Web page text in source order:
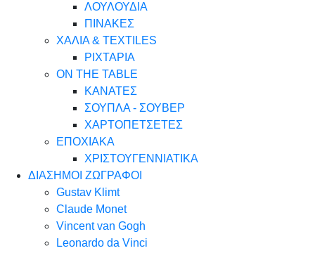
ΛΟΥΛΟΥΔΙΑ
ΠΙΝΑΚΕΣ
ΧΑΛΙΑ & TEXTILES
ΡΙΧΤΑΡΙΑ
ON THE TABLE
ΚΑΝΑΤΕΣ
ΣΟΥΠΛΑ - ΣΟΥΒΕΡ
ΧΑΡΤΟΠΕΤΣΕΤΕΣ
ΕΠΟΧΙΑΚΑ
ΧΡΙΣΤΟΥΓΕΝΝΙΑΤΙΚΑ
ΔΙΑΣΗΜΟΙ ΖΩΓΡΑΦΟΙ
Gustav Klimt
Claude Monet
Vincent van Gogh
Leonardo da Vinci